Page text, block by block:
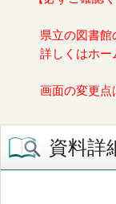
県立の図書
詳しくはホー
画面の変更点
資料詳